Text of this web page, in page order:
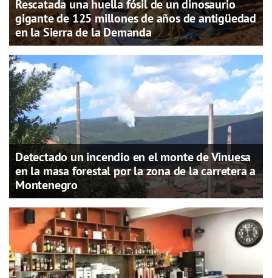
Rescatada una huella fósil de un dinosaurio
gigante de 125 millones de años de antigüedad
en la Sierra de la Demanda
Detectado un incendio en el monte de Vinuesa
en la masa forestal por la zona de la carretera a
Montenegro